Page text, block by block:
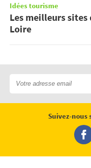
Idées tourisme
Les meilleurs sites
Loire
Suivez-nous